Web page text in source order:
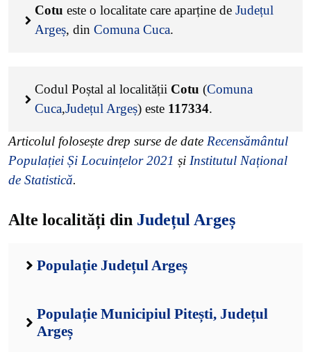
Cotu este o localitate care aparține de Județul
Argeș, din Comuna Cuca.
Codul Poștal al localității Cotu (Comuna
Cuca,Județul Argeș) este 117334.
Articolul folosește drep surse de date Recensământul
Populației Și Locuințelor 2021 și Institutul Național
de Statistică.
Alte localități din Județul Argeș
Populație Județul Argeș
Populație Municipiul Pitești, Județul
Argeș